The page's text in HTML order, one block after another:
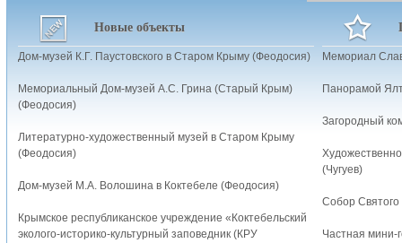
Новые объекты
Дом-музей К.Г. Паустовского в Старом Крыму (Феодосия)
Мемориальный Дом-музей А.С. Грина (Старый Крым)
(Феодосия)
Литературно-художественный музей в Старом Крыму
(Феодосия)
Дом-музей М.А. Волошина в Коктебеле (Феодосия)
Крымское республиканское учреждение «Коктебельский
эколого-историко-культурный заповедник (КРУ
Мемориал
Панорамой
Загородный
(Чугуев)
Собор Святого
Частная мини-